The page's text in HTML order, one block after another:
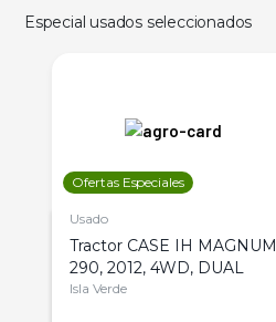
Especial usados seleccionados
Ofertas Especiales
Usado
Tractor CASE IH MAGNUM
290, 2012, 4WD, DUAL
Isla Verde